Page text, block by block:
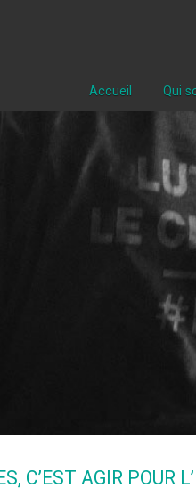
Accueil Qui
C’EST AGIR POUR